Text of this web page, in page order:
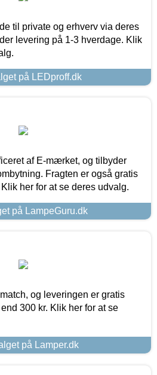
til private og erhverv via deres
levering på 1-3 hverdage. Klik
på LEDproff.dk
af E-mærket, og tilbyder
Fragten er også gratis
her for at se deres udvalg.
på LampeGuru.dk
og leveringen er gratis
300 kr. Klik her for at se
på Lamper.dk